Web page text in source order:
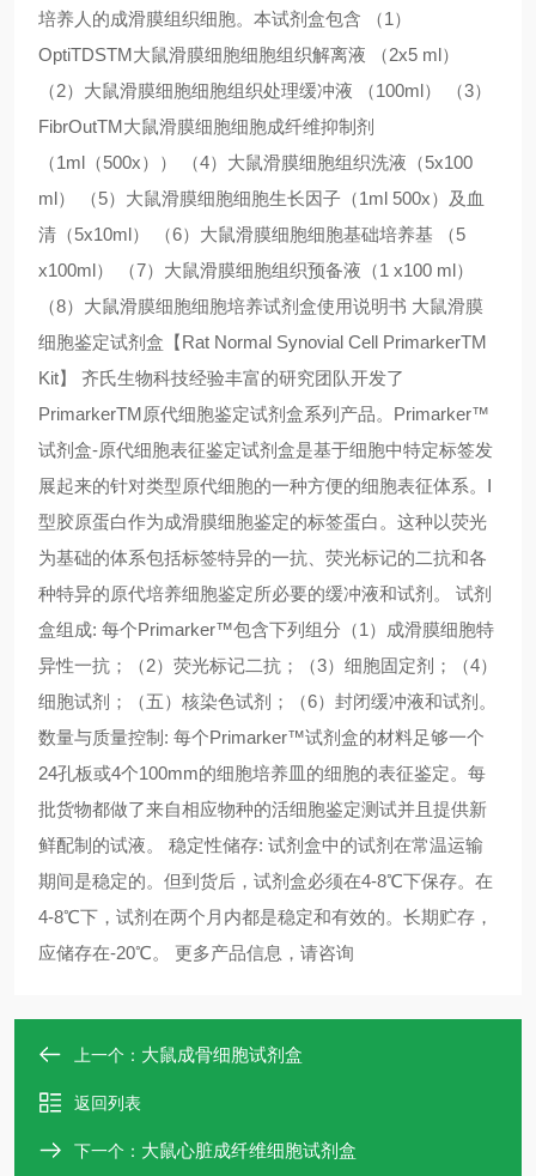
培养人的成滑膜组织细胞。本试剂盒包含 （1）
OptiTDSTM大鼠滑膜细胞细胞组织解离液 （2x5 ml）
（2）大鼠滑膜细胞细胞组织处理缓冲液 （100ml） （3）
FibrOutTM大鼠滑膜细胞细胞成纤维抑制剂
（1ml（500x）） （4）大鼠滑膜细胞组织洗液（5x100
ml） （5）大鼠滑膜细胞细胞生长因子（1ml 500x）及血
清（5x10ml） （6）大鼠滑膜细胞细胞基础培养基 （5
x100ml） （7）大鼠滑膜细胞组织预备液（1 x100 ml）
（8）大鼠滑膜细胞细胞培养试剂盒使用说明书 大鼠滑膜
细胞鉴定试剂盒【Rat Normal Synovial Cell PrimarkerTM
Kit】 齐氏生物科技经验丰富的研究团队开发了
PrimarkerTM原代细胞鉴定试剂盒系列产品。Primarker™
试剂盒-原代细胞表征鉴定试剂盒是基于细胞中特定标签发
展起来的针对类型原代细胞的一种方便的细胞表征体系。Ⅰ
型胶原蛋白作为成滑膜细胞鉴定的标签蛋白。这种以荧光
为基础的体系包括标签特异的一抗、荧光标记的二抗和各
种特异的原代培养细胞鉴定所必要的缓冲液和试剂。 试剂
盒组成: 每个Primarker™包含下列组分（1）成滑膜细胞特
异性一抗；（2）荧光标记二抗；（3）细胞固定剂；（4）
细胞试剂；（五）核染色试剂；（6）封闭缓冲液和试剂。
数量与质量控制: 每个Primarker™试剂盒的材料足够一个
24孔板或4个100mm的细胞培养皿的细胞的表征鉴定。每
批货物都做了来自相应物种的活细胞鉴定测试并且提供新
鲜配制的试液。 稳定性储存: 试剂盒中的试剂在常温运输
期间是稳定的。但到货后，试剂盒必须在4-8℃下保存。在
4-8℃下，试剂在两个月内都是稳定和有效的。长期贮存，
应储存在-20℃。 更多产品信息，请咨询 ​​​​​​​
上一个： 大鼠成骨细胞试剂盒
返回列表
下一个： 大鼠心脏成纤维细胞试剂盒